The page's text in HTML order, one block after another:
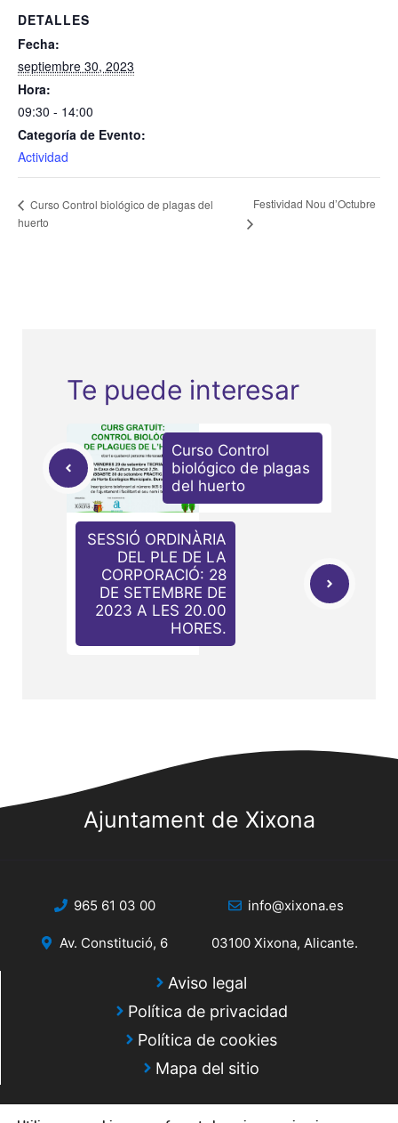
DETALLES
Fecha:
septiembre 30, 2023
Hora:
09:30 - 14:00
Categoría de Evento:
Actividad
Curso Control biológico de plagas del
huerto
Festividad Nou d’Octubre
Te puede interesar
Curso Control
biológico de plagas
del huerto
SESSIÓ ORDINÀRIA
DEL PLE DE LA
CORPORACIÓ: 28
DE SETEMBRE DE
2023 A LES 20.00
HORES.
Ajuntament de Xixona
965 61 03 00 info@xixona.es
Av. Constitució, 6 03100 Xixona, Alicante.
Aviso legal
Política de privacidad
Política de cookies
Mapa del sitio